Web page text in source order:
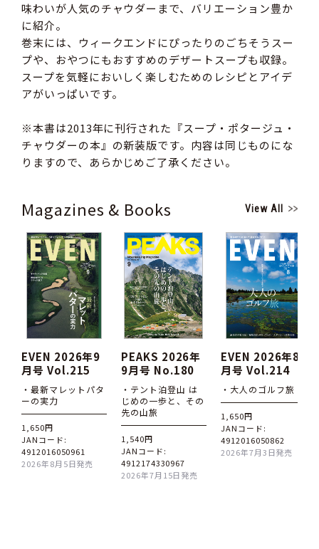
味わいが人気のチャウダーまで、バリエーション豊か
に紹介。
巻末には、ウィークエンドにぴったりのごちそうスー
プや、おやつにもおすすめのデザートスープも収録。
スープを気軽においしく楽しむためのレシピとアイデ
アがいっぱいです。
※本書は2013年に刊行された『スープ・ポタージュ・
チャウダーの本』の新装版です。内容は同じものにな
りますので、あらかじめご了承ください。
Magazines & Books View All
EVEN 2026年9
月号 Vol.215
・最新マレットパタ
ーの実力
1,650円
JANコード:
4912016050961
2026年8月5日発売
PEAKS 2026年
9月号 No.180
・テント泊登山 は
じめの一歩と、その
先の山旅
1,540円
JANコード:
4912174330967
2026年7月15日発売
EVEN 2026年8
月号 Vol.214
・大人のゴルフ旅
1,650円
JANコード:
4912016050862
2026年7月3日発売